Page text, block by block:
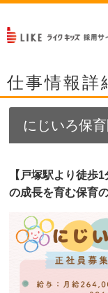
仕事情報詳
にじいろ保
【戸塚駅より徒歩
の成長を育む保育